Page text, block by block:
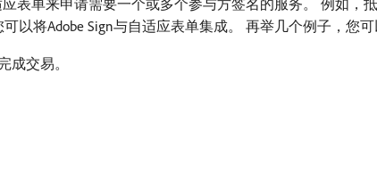
表单来申请需要一个或多个参与方签名的服务。 例如，
将Adobe Sign与自适应表单集成。 再举几个例子，您可
交易。